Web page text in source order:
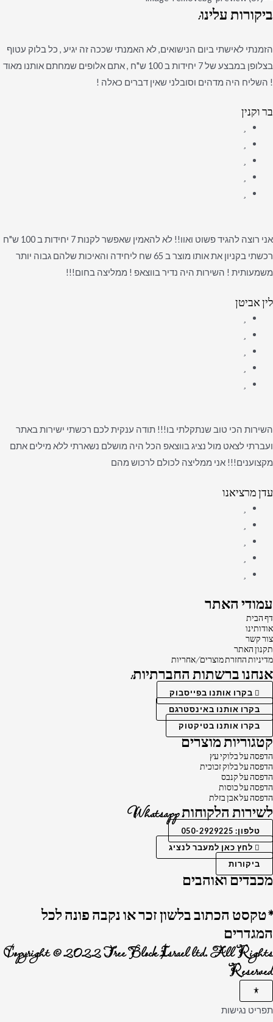
ביקורותעלינו:
הזמנתי לאישתי ביום הנישואים, לא האמנתי שככה זה יגיע , כל בלוק עטוף
בצלופן במבצע של 7 יחידות ב 100 ש"ח , אתם אלופים שמחתם אותנו מאוד
! השליח היה מדהים וסובלני שאין דברים כאלה !
בר וקנין
אני רוצה להגיד פשוט ואוו!! לא להאמין שאפשר לקנות 7 יחידות ב 100 ש"ח
רכשתי בקניון את אותו מוצר ב 65 שח ליחידה והאיכות שלהם גבוה יותר
משמעותית ! השירות היה נדיר בווצאפ ! ממליצה בחום!!!
לין אביטן
השירות הכי טוב שנתקלתי בו!!! תודה ענקית לכם רכשתי ישירות באתר
ועברתי לצאט מול נציג בווצאפ הכל היה מושלם נשארתי ללא מילים אתם
מקצוענים!!! אני ממליצה לכולם לרכוש מהם
עדן מרציאנו
עמודי האתר
דף הבית
אודותינו
צור קשר
תקנון האתר
מדיניות החזרת מוצרים/אחריות
אנחנו ברשתות החברתיות:
בקרו אותנו בפייסבוק
בקרו אותנו באינסטרגם
בקרו אותנו בטיקטוק
קטגוריות מוצרים
הדפסה על בלוקי עץ
הדפסה על בלוק זכוכית
הדפסה על קנבס
הדפסה על כוסות
הדפסה על אבן בזלת
לשירות הלקוחות Whatsapp
טלפון: 050-2929225
לחץ כאן למעבר לנציג
ביקורות
מכבדים ואוהבים
*טקסט הכתוב בלשון זכר או נקבה פונה לכל
המגדרים
Copyright © 2022 Tree Block Israel ltd. All Rights
Reserved
תפריט נגישות